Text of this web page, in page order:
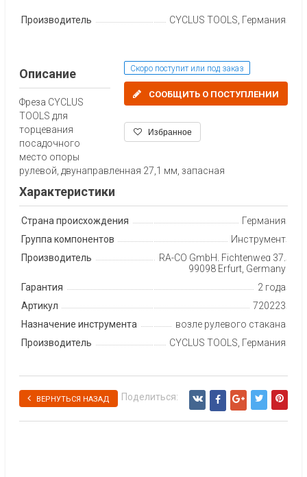
Производитель CYCLUS TOOLS, Германия
Скоро поступит или под заказ
СООБЩИТЬ О ПОСТУПЛЕНИИ
Избранное
Описание
Фреза CYCLUS
TOOLS для
торцевания
посадочного
место опоры
рулевой, двунаправленная 27,1 мм, запасная
Характеристики
Страна происхождения
Германия
Группа компонентов
Инструмент
Производитель
RA-CO GmbH, Fichtenweg 37,
99098 Erfurt, Germany
Гарантия
2 года
Артикул
720223
Назначение инструмента
возле рулевого стакана
Производитель
CYCLUS TOOLS, Германия
ВЕРНУТЬСЯ НАЗАД Поделиться: